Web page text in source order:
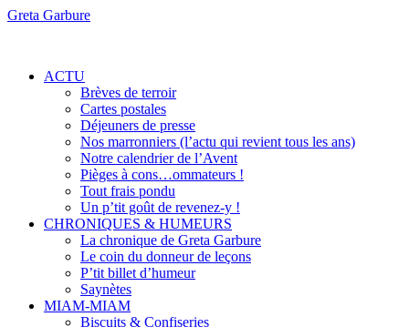
Greta Garbure
ACTU
Brèves de terroir
Cartes postales
Déjeuners de presse
Nos marronniers (l’actu qui revient tous les ans)
Notre calendrier de l’Avent
Pièges à cons…ommateurs !
Tout frais pondu
Un p’tit goût de revenez-y !
CHRONIQUES & HUMEURS
La chronique de Greta Garbure
Le coin du donneur de leçons
P’tit billet d’humeur
Saynètes
MIAM-MIAM
Biscuits & Confiseries